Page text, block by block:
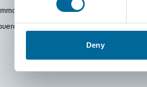
Deny
och aktivt bidra till ett mer hållbart
av Selcable.